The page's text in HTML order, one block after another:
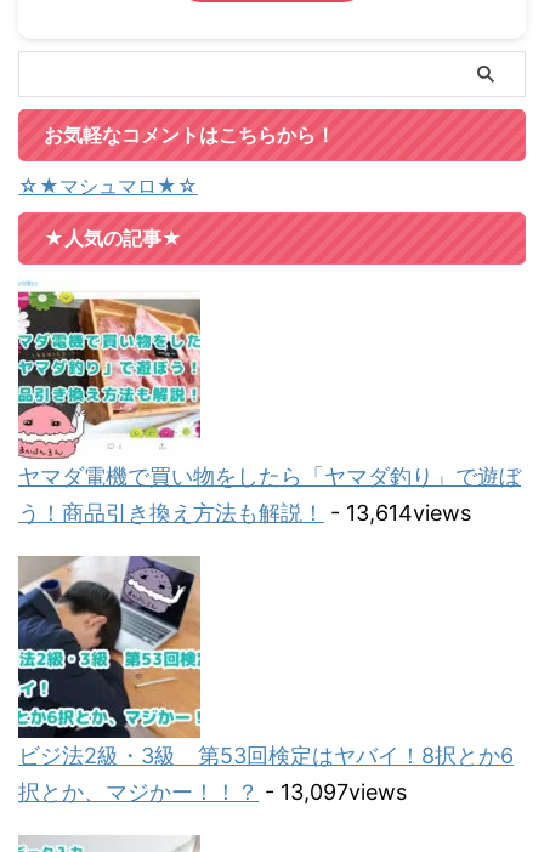
お気軽なコメントはこちらから！
☆★マシュマロ★☆
★人気の記事★
ヤマダ電機で買い物をしたら「ヤマダ釣り」で遊ぼ
う！商品引き換え方法も解説！
- 13,614views
ビジ法2級・3級 第53回検定はヤバイ！8択とか6
択とか、マジかー！！？ - 13,097views